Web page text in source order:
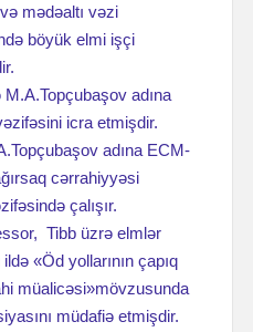
mədəaltı vəzi
böyük elmi işçi
adına
icra etmişdir.
adına ECM-
cərrahiyyəsi
çalışır.
Tibb üzrə elmlər
«Öd yollarının çapıq
müalicəsi»mövzusunda
müdafiə etmişdir.